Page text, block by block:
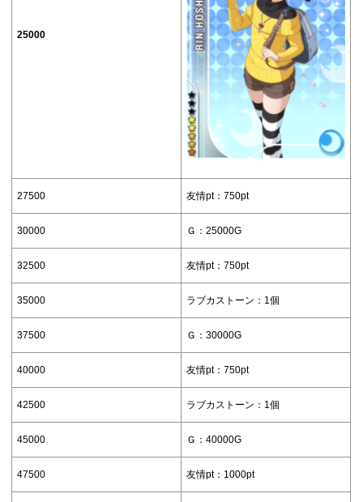
25000
27500 友情pt：750pt
30000 Ｇ：25000G
32500 友情pt：750pt
35000 ラブカストーン：1個
37500 Ｇ：30000G
40000 友情pt：750pt
42500 ラブカストーン：1個
45000 Ｇ：40000G
47500 友情pt：1000pt